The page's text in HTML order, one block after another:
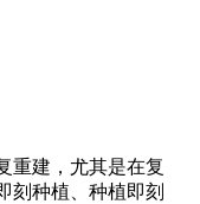
重建，尤其是在复
刻种植、种植即刻